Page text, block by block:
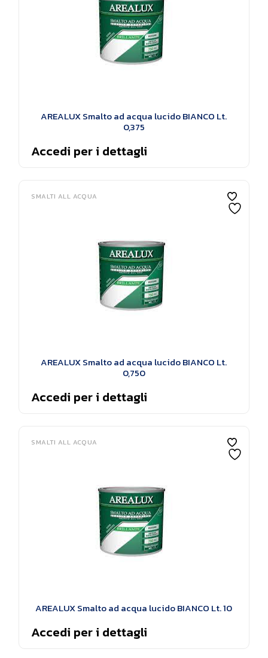
AREALUX Smalto ad acqua lucido BIANCO Lt.
0,375
Accedi per i dettagli
SMALTI ALL ACQUA
AREALUX Smalto ad acqua lucido BIANCO Lt.
0,750
Accedi per i dettagli
SMALTI ALL ACQUA
AREALUX Smalto ad acqua lucido BIANCO Lt. 10
Accedi per i dettagli